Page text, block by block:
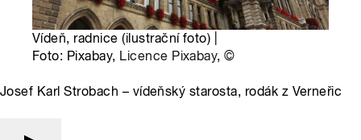
Vídeň, radnice (ilustrační foto) |
Foto: Pixabay, Licence Pixabay,©
Josef Karl Strobach – vídeňský starosta, rodák z Verneřic